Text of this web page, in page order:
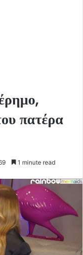
πατέρα
1 minute read